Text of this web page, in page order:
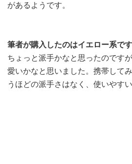
があるようです。
筆者が購入したのはイエロー系です
ちょっと派手かなと思ったのです
愛いかなと思いました。携帯して
うほどの派手さはなく、使いやすい